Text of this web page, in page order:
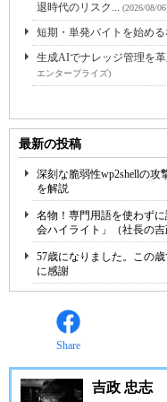
退時代のリスク... (2026/08/
短期・単発バイトを始め
生成AIでナレッジ管理を
エンタープライズ)
最新の投稿
深刻な脆弱性wp2shellの
を解説
名物！専門用語を使わず
会ハイライト」（社長の吉
57歳になりました。この
に感謝
Share
吉政 忠志